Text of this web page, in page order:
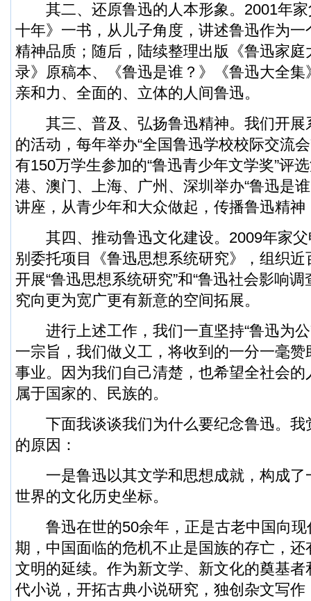
其二、还原鲁迅的人本形象。2001年家
十年》一书，从儿子角度，讲述鲁迅作为
精神品质；随后，陆续整理出版《鲁迅家
录》原稿本、《鲁迅是谁？》《鲁迅大全
亲和力、全面的、立体的人间鲁迅。
其三、普及、弘扬鲁迅精神。我们开展
的活动，每年举办“全国鲁迅学校校际交流会
有150万学生参加的“鲁迅青少年文学奖”评
港、澳门、上海、广州、深圳举办“鲁迅是
讲座，从青少年和大众做起，传播鲁迅精
其四、推动鲁迅文化建设。2009年家父
别委托项目《鲁迅思想系统研究》，组织
开展“鲁迅思想系统研究”和“鲁迅社会影响
究向更为宽广更有新意的空间拓展。
进行上述工作，我们一直坚持“鲁迅为公
一宗旨，我们做义工，将收到的一分一毫
事业。因为我们自己清楚，也希望全社会
属于国家的、民族的。
下面我谈谈我们为什么要纪念鲁迅。我
的原因：
一是鲁迅以其文学和思想成就，构成了
世界的文化历史坐标。
鲁迅在世的50余年，正是古老中国向现
期，中国面临的危机不止是国族的存亡，
文明的延续。作为新文学、新文化的奠基
代小说，开拓古典小说研究，独创杂文写作